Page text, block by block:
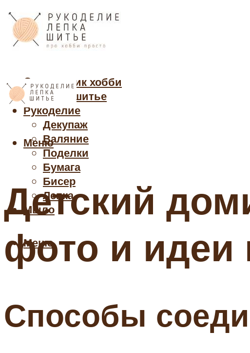
Cправочник хобби
Кройка и шитье
Рукоделие
Декупаж
Валяние
Поделки
Бумага
Бисер
Лепка
Мыло
Меню
Меню
Детский
фото и идеи
Способы